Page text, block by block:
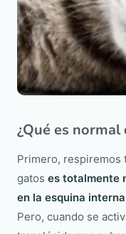
¿Qué es
Primero, respiremos
gatos es totalmente
en la esquina
Pero, cuando se